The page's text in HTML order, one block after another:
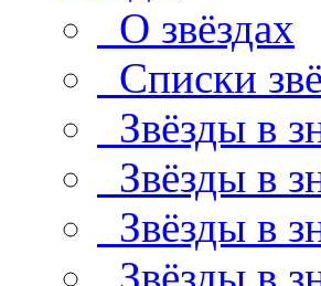
О звёздах
Списки
Звёзды в
Звёзды в
Звёзды в